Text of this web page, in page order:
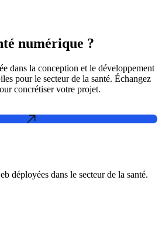
numérique ?
dans la conception et le développement
pour le secteur de la santé. Échangez
concrétiser votre projet.
déployées dans le secteur de la santé.